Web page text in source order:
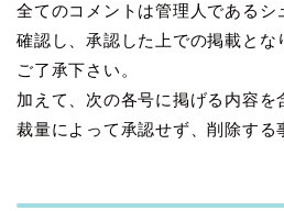
全てのコメントは管理人であるシ
確認し、承認した上での掲載とな
ご了承下さい。
加えて、次の各号に掲げる内容
裁量によって承認せず、削除する